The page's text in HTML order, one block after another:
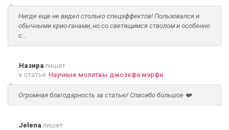
Нигде еще не видел столько спецэффектов! Пользовался и
обычными крио-ганами, но со светящимся стволом и особенно
с...
Назира пишет
к статье: Научные молитвы джозефа мэрфи
Огромная благодарность за статью! Спасибо большое ❤️
Jelena пишет